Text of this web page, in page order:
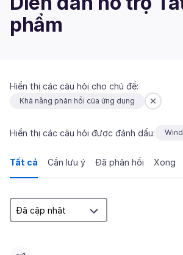
phẩm
Hiển thị các câu hỏi cho chủ đề:
Khả năng phản hồi của ứng dụng
Hiển thị các câu hỏi được đánh dấu:
Tất cả Cần lưu ý Đã phản hồi Xong